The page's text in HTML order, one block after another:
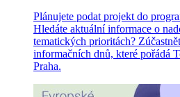
Plánujete podat projekt do
Hledáte aktuální informace o
tematických prioritách?
informačních dnů, které pořádá
Praha.